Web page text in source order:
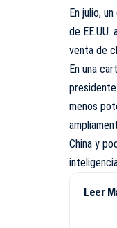
En julio,
de
venta de
En una
menos
China y
Leer